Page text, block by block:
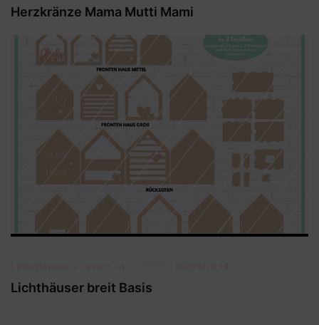
Herzkränze Mama Mutti Mami
Lichthäuser breit Basis